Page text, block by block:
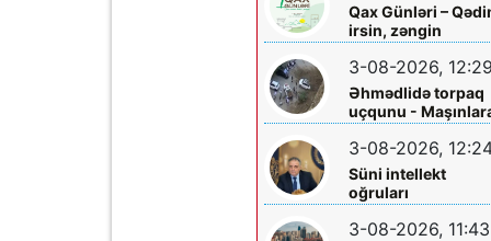
Qax Günləri –
irsin, zəngin
mədəniyyətin və
müasir inkişafın
bayramı
3-08-2026, 12:29
Əhmədlidə torpaq
uçqunu -
zərər dəydi
3-08-2026,
Süni intellekt
oğruları
3-08-2026, 11:43